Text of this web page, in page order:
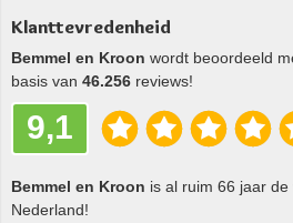
Klanttevredenheid
Bemmel en Kroon wordt beoordeeld
basis van 46.256 reviews!
9,1
Bemmel en Kroon is al ruim 66 jaar
Nederland!